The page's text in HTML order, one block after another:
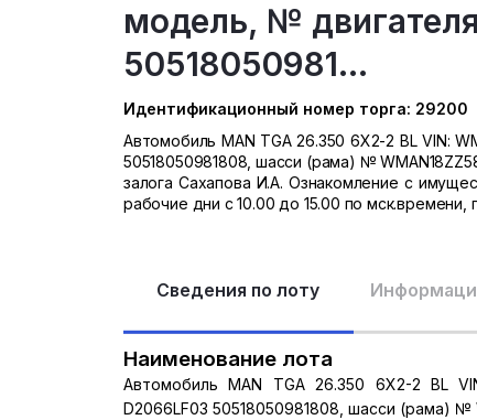
модель, №
50518050981...
Идентификационный номер торга: 29200
Автомобиль MAN TGA 26.350 6X2-2 BL VIN:
50518050981808, шасси (рама) №
залога Сахапова И.А. Ознакомление с
рабочие дни с 10.00 до 15.00 по мск.времени,
Сведения по лоту
Наименование лота
Автомобиль MAN TGA 26.350 6X2-2 BL
D2066LF03 50518050981808, шасси (рама) №